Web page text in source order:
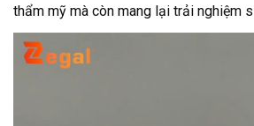
thẩm mỹ mà còn mang lại trải nghiệm